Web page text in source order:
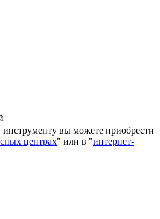
вы можете приобрести
центрах" или в "интернет-